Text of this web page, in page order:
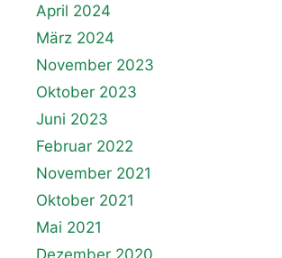
April 2024
März 2024
November 2023
Oktober 2023
Juni 2023
Februar 2022
November 2021
Oktober 2021
Mai 2021
Dezember 2020